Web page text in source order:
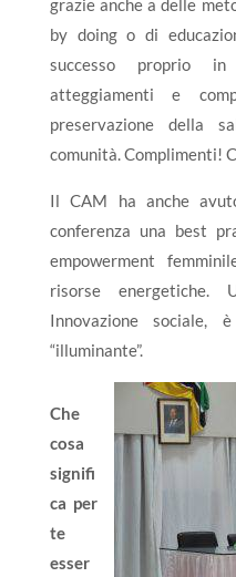
grazie anche a delle
by doing o di
successo proprio
atteggiamenti e
preservazione della
comunità. Complimenti!
Il CAM ha anche
conferenza una best
empowerment
risorse energetiche.
Innovazione
“illuminante”.
Che
cosa
signifi
ca per
te
esser